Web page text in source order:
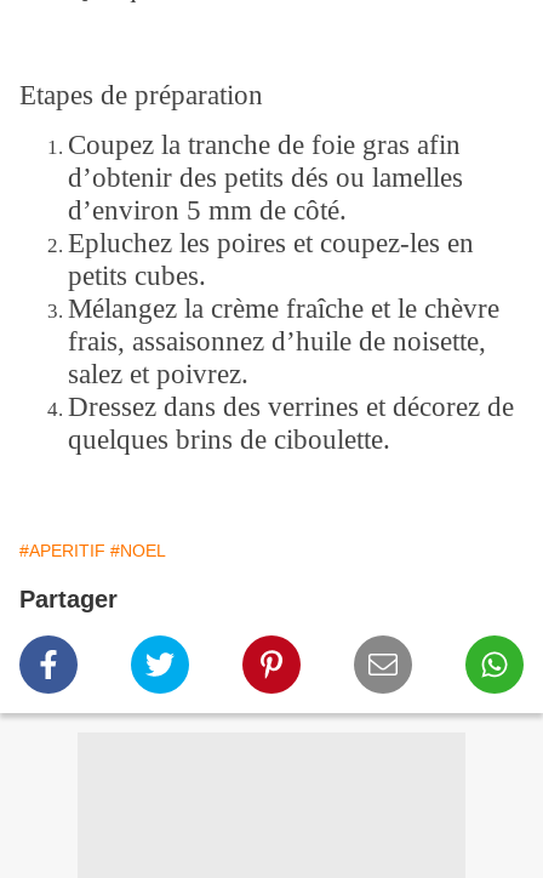
Etapes de préparation
Coupez la tranche de foie gras afin
d’obtenir des petits dés ou lamelles
d’environ 5 mm de côté.
Epluchez les poires et coupez-les en
petits cubes.
Mélangez la crème fraîche et le chèvre
frais, assaisonnez d’huile de noisette,
salez et poivrez.
Dressez dans des verrines et décorez de
quelques brins de ciboulette.
#APERITIF #NOEL
Partager